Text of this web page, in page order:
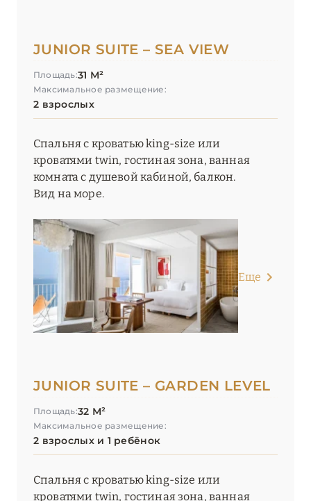
JUNIOR SUITE – SEA VIEW
Площадь:31 М²
Максимальное размещение:
2 взрослых
Спальня с кроватью king-size или
кроватями twin, гостиная зона, ванная
комната с душевой кабиной, балкон.
Вид на море.
Еще
JUNIOR SUITE – GARDEN LEVEL
Площадь:32 М²
Максимальное размещение:
2 взрослых и 1 ребёнок
Спальня с кроватью king-size или
кроватями twin, гостиная зона, ванная